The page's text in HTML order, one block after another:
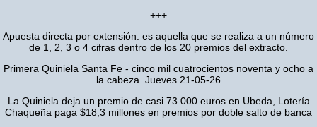
+++
Apuesta directa por extensión: es aquella que se realiza a un número
de 1, 2, 3 o 4 cifras dentro de los 20 premios del extracto.
Primera Quiniela Santa Fe - cinco mil cuatrocientos noventa y ocho a
la cabeza. Jueves 21-05-26
La Quiniela deja un premio de casi 73.000 euros en Ubeda, Lotería
Chaqueña paga $18,3 millones en premios por doble salto de banca